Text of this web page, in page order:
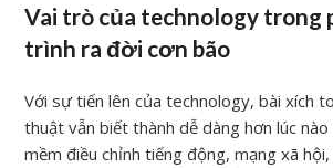
Vai trò của technology trong
trình ra đời cơn bão
Với sự tiến lên của technology, bài xích
thuật vẫn biết thành dễ dàng hơn lúc nào
mềm điều chỉnh tiếng động, mạng xã